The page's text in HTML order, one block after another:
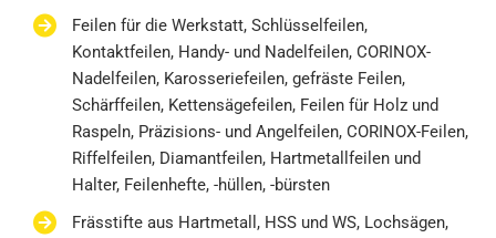
Feilen für die Werkstatt, Schlüsselfeilen,
Kontaktfeilen, Handy- und Nadelfeilen, CORINOX-
Nadelfeilen, Karosseriefeilen, gefräste Feilen,
Schärffeilen, Kettensägefeilen, Feilen für Holz und
Raspeln, Präzisions- und Angelfeilen, CORINOX-Feilen,
Riffelfeilen, Diamantfeilen, Hartmetallfeilen und
Halter, Feilenhefte, -hüllen, -bürsten
Frässtifte aus Hartmetall, HSS und WS, Lochsägen,